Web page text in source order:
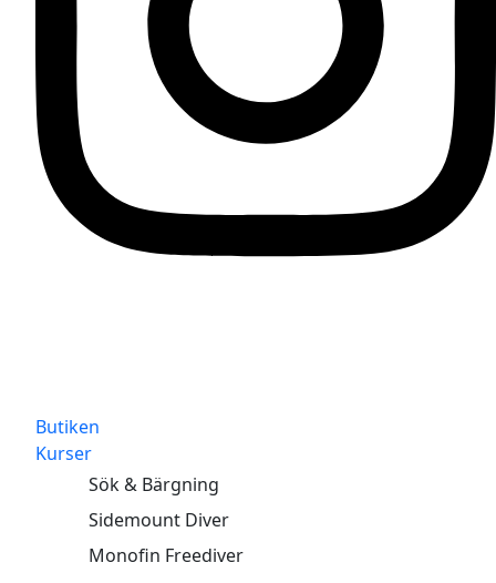
Butiken
Kurser
Sök & Bärgning
Sidemount Diver
Monofin Freediver